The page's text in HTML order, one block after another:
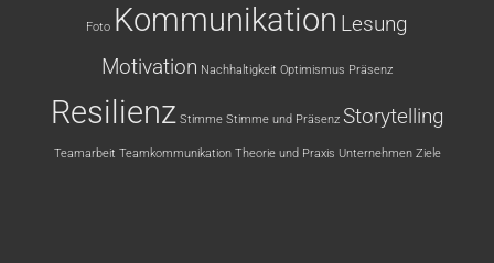
Foto Kommunikation Lesung
Motivation Nachhaltigkeit Optimismus Präsenz
Resilienz Stimme Stimme und Präsenz Storytelling
Teamarbeit Teamkommunikation Theorie und Praxis Unternehmen Ziele